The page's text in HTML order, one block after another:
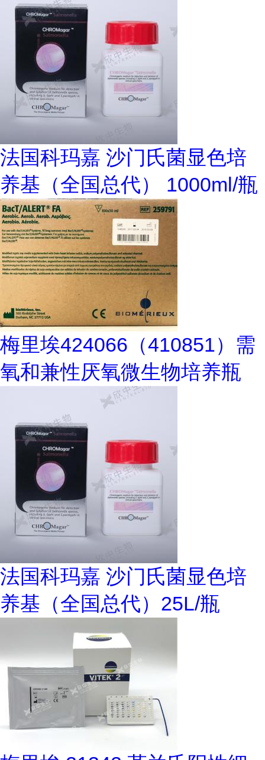
法国科玛嘉 沙门氏菌显色培
养基（全国总代） 1000ml/瓶
梅里埃424066（410851）需
氧和兼性厌氧微生物培养瓶
法国科玛嘉 沙门氏菌显色培
养基（全国总代）25L/瓶